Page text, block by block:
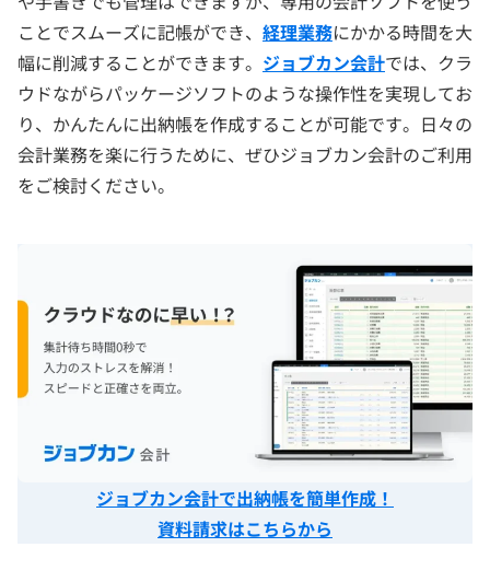
ことでスムーズに記帳ができ、 経理業務にかかる時間を大
幅に削減することができます。 ジョブカン会計では、クラ
ウドながらパッケージソフトのような操作性を実現してお
り、かんたんに出納帳を作成することが可能です。日々の
会計業務を楽に行うために、ぜひジョブカン会計のご利用
をご検討ください。
ジョブカン会計で出納帳を簡単作成！
資料請求はこちらから